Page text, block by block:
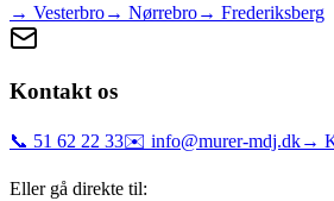
→ Vesterbro→ Nørrebro→ Frederiksberg
Kontakt os
📞 51 62 22 33✉️ info@murer-mdj.dk→
Eller gå direkte til: